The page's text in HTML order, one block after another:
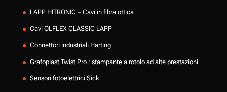
LAPP HITRONIC – Cavi in fibra ottica
Cavi ÖLFLEX CLASSIC LAPP
Connettori industriali Harting
Grafoplast Twist Pro : stampante a rotolo ad alte prestazioni
Sensori fotoelettrici Sick